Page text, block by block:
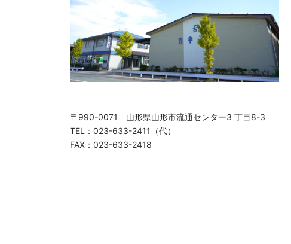
〒990-0071 山形県山形市流通センター3 丁目8-3
TEL：023-633-2411（代）
FAX：023-633-2418